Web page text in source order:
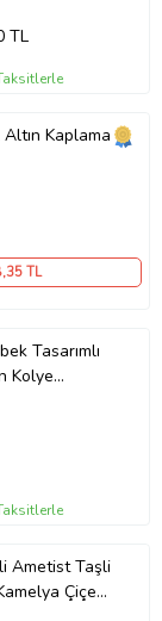
TL
Kaplama
,35 TL
Tasarımlı
Kolye
Ametist Taşli
Çiçeği